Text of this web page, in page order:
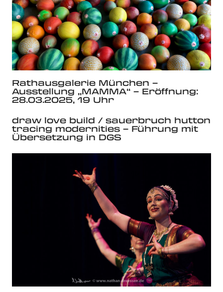
Rathausgalerie München –
Ausstellung „MAMMA“ – Eröffnung:
28.03.2025, 19 Uhr
draw love build / sauerbruch hutton
tracing modernities – Führung mit
Übersetzung in DGS